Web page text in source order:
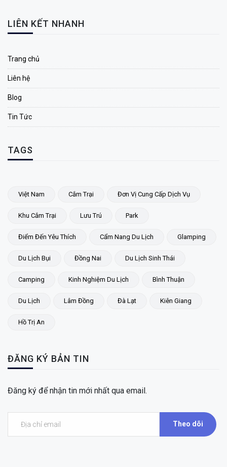
LIÊN KẾT NHANH
Trang chủ
Liên hệ
Blog
Tin Tức
TAGS
Việt Nam Cắm Trại Đơn Vị Cung Cấp Dịch Vụ
Khu Cắm Trại Lưu Trú Park
Điểm Đến Yêu Thích Cẩm Nang Du Lịch Glamping
Du Lịch Bụi Đồng Nai Du Lịch Sinh Thái
Camping Kinh Nghiệm Du Lịch Bình Thuận
Du Lịch Lâm Đồng Đà Lạt Kiên Giang
Hồ Trị An
ĐĂNG KÝ BẢN TIN
Đăng ký để nhận tin mới nhất qua email.
Theo dõi